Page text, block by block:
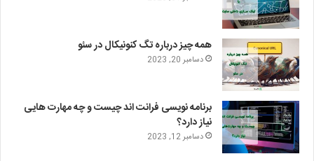
همه چیز درباره تگ کنونیکال در سئو
دسامبر 20, 2023
برنامه نویسی فرانت اند چیست و چه مهارت هایی
نیاز دارد؟
دسامبر 12, 2023